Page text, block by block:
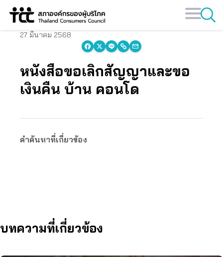
Skip
27 มีนาคม 2568
หนังสือขอเลิกสัญญาและขอ
เงินคืน บ้าน คอนโด
คำค้นหาที่เกี่ยวข้อง
บทความที่เกี่ยวข้อง